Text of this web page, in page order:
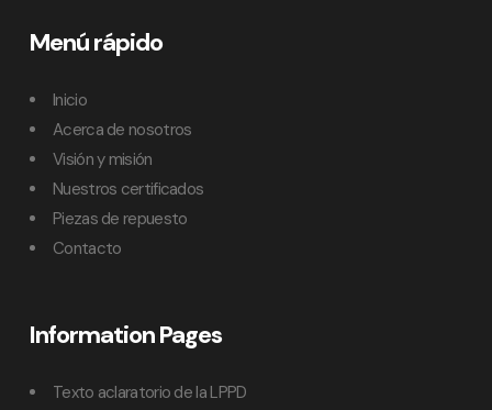
Menú rápido
Inicio
Acerca de nosotros
Visión y misión
Nuestros certificados
Piezas de repuesto
Contacto
Information Pages
Texto aclaratorio de la LPPD